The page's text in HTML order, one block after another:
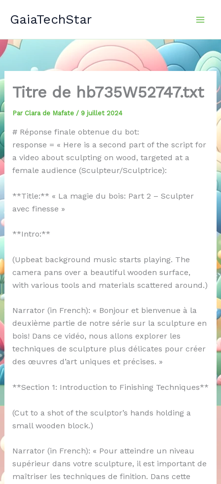
GaiaTechStar
Titre de hb735W52747.txt
Par Clara de Mafate / 9 juillet 2024
# Réponse finale obtenue du bot:
response = « Here is a second part of the script for
a video about sculpting on wood, targeted at a
female audience (Sculpteur/Sculptrice):
**Title:** « La magie du bois: Part 2 – Sculpter
avec finesse »
**Intro:**
(Upbeat background music starts playing. The
camera pans over a beautiful wooden surface,
with various tools and materials scattered around.)
Narrator (in French): « Bonjour et bienvenue à la
deuxième partie de notre série sur la sculpture en
bois! Dans ce vidéo, nous allons explorer les
techniques de sculpture plus délicates pour créer
des œuvres d’art uniques et précises. »
**Section 1: Introduction to Finishing Techniques**
(Cut to a shot of the sculptor’s hands holding a
small wooden block.)
Narrator (in French): « Pour atteindre un niveau
supérieur dans votre sculpture, il est important de
maîtriser les techniques de finition. Dans cette